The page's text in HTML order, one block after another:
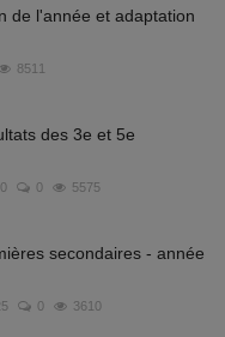
de l'année et adaptation
8511
des 3e et 5e
0 5575
secondaires - année
0 3610